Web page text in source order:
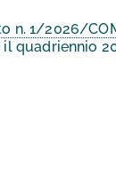
n. 1/2026/
il quadriennio